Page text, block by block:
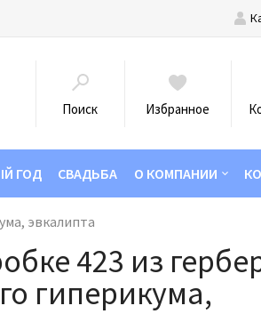
Поиск Избранное
ГОД СВАДЬБА О КОМПАНИИ
эвкалипта
423 из
гиперикума,